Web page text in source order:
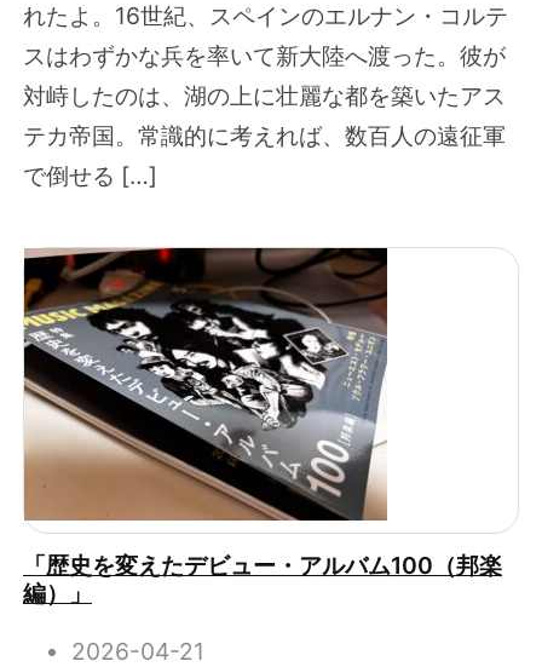
れたよ。16世紀、スペインのエルナン・コルテ
スはわずかな兵を率いて新大陸へ渡った。彼が
対峙したのは、湖の上に壮麗な都を築いたアス
テカ帝国。常識的に考えれば、数百人の遠征軍
で倒せる […]
「歴史を変えたデビュー・アルバム100（邦楽
編）」
2026-04-21